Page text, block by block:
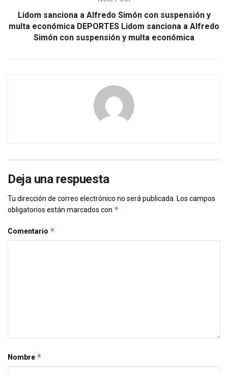
Lidom sanciona a Alfredo Simón con suspensión y
multa económica DEPORTES Lidom sanciona a Alfredo
Simón con suspensión y multa económica
Deja una respuesta
Tu dirección de correo electrónico no será publicada. Los campos
obligatorios están marcados con *
Comentario *
Nombre *